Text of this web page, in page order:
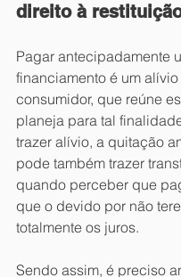
direito à
Pagar antecipadamente
financiamento é um
consumidor, que reúne
planeja para tal
trazer alívio, a quitação
pode também trazer
quando perceber que
que o devido por não
totalmente os juros.
Sendo assim, é preciso